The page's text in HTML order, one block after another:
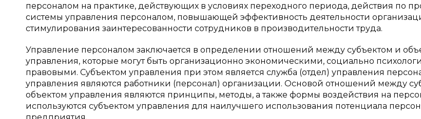
персоналом на практике, действующих в условиях переходного периода, действия по
системы управления персоналом, повышающей эффективность деятельности
стимулирования заинтересованности сотрудников в производительности труда.
Управление персоналом заключается в определении отношений между субъектом и
управления, которые могут быть организационно экономическими, социально
правовыми. Субъектом управления при этом является служба (отдел) управления
управления являются работники (персонал) организации. Основой отношений между
объектом управления являются принципы, методы, а также формы воздействия на
используются субъектом управления для наилучшего использования потенциала